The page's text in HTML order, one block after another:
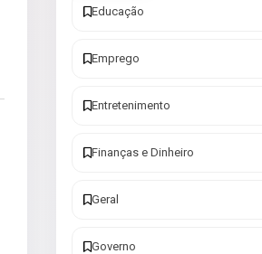
Educação
Emprego
Entretenimento
Finanças e Dinheiro
Geral
Governo